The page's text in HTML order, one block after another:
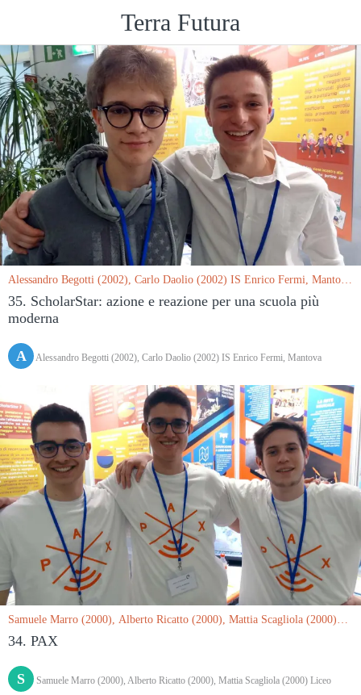
Terra Futura
Alessandro Begotti (2002), Carlo Daolio (2002) IS Enrico Fermi, Mantova
35. ScholarStar: azione e reazione per una scuola più
moderna
A Alessandro Begotti (2002), Carlo Daolio (2002) IS Enrico Fermi, Mantova
Samuele Marro (2000), Alberto Ricatto (2000), Mattia Scagliola (2000)
34. PAX
S
Samuele Marro (2000), Alberto Ricatto (2000), Mattia Scagliola (2000) Liceo